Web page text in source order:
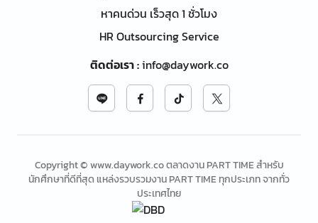
หาคนด่วน เร็วสุด 1 ชั่วโมง
HR Outsourcing Service
ติดต่อเรา:info@daywork.co
Copyright © www.daywork.co ตลาดงาน PART TIME สำหรับ
นักศึกษาที่ดีที่สุด แหล่งรวบรวมงาน PART TIME ทุกประเภท จากทั่ว
ประเทศไทย